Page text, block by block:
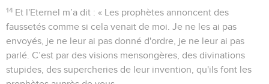
14 Et l'Eternel m’a dit : « Les prophètes annoncent des
faussetés comme si cela venait de moi. Je ne les ai pas
envoyés, je ne leur ai pas donné d'ordre, je ne leur ai pas
parlé. C’est par des visions mensongères, des divinations
stupides, des supercheries de leur invention, qu'ils font les